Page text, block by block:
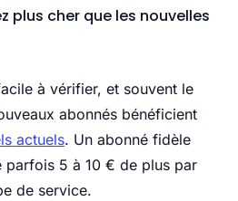
plus cher que les nouvelles
à vérifier, et souvent le
abonnés bénéficient
actuels. Un abonné fidèle
parfois 5 à 10 € de plus par
de service.